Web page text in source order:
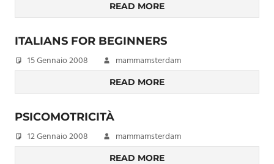
e
confezione
migliorata
READ MORE
ITALIANS FOR BEGINNERS
15 Gennaio 2008 mammamsterdam
READ MORE
PSICOMOTRICITÀ
12 Gennaio 2008 mammamsterdam
READ MORE